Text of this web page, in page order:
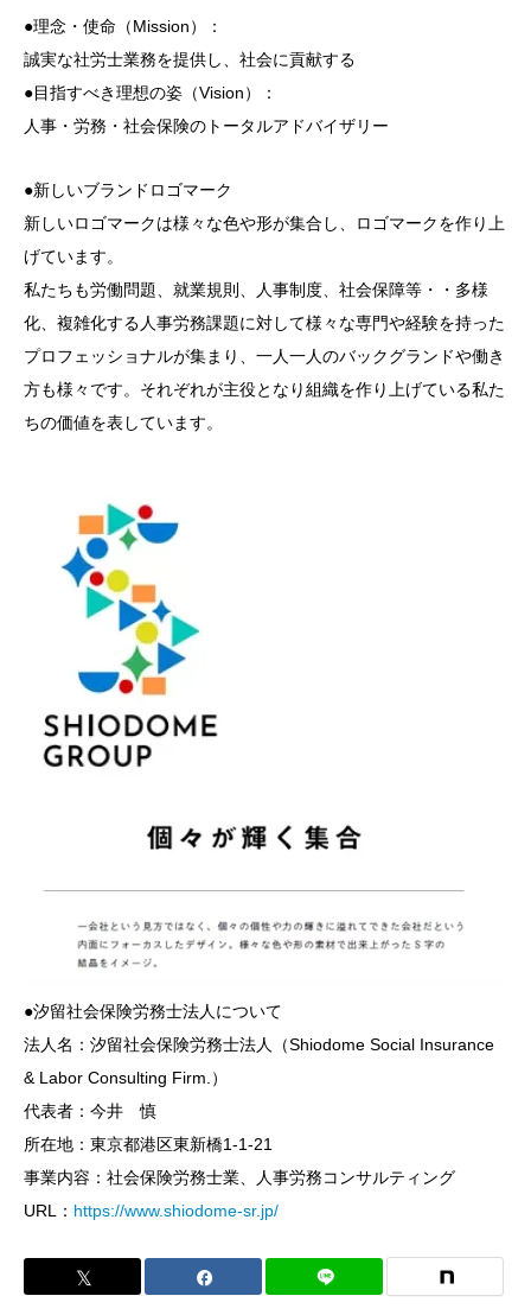
●理念・使命（Mission）：
誠実な社労士業務を提供し、社会に貢献する
●目指すべき理想の姿（Vision）：
人事・労務・社会保険のトータルアドバイザリー
●新しいブランドロゴマーク
新しいロゴマークは様々な色や形が集合し、ロゴマークを作り上
げています。
私たちも労働問題、就業規則、人事制度、社会保障等・・多様
化、複雑化する人事労務課題に対して様々な専門や経験を持った
プロフェッショナルが集まり、一人一人のバックグランドや働き
方も様々です。それぞれが主役となり組織を作り上げている私た
ちの価値を表しています。
●汐留社会保険労務士法人について
法人名：汐留社会保険労務士法人（Shiodome Social Insurance
& Labor Consulting Firm.）
代表者：今井 慎
所在地：東京都港区東新橋1-1-21
事業内容：社会保険労務士業、人事労務コンサルティング
URL： https://www.shiodome-sr.jp/